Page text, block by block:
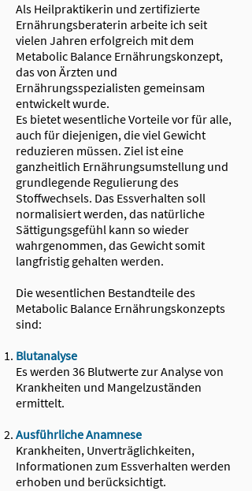
Als Heilpraktikerin und zertifizierte
Ernährungsberaterin arbeite ich seit
vielen Jahren erfolgreich mit dem
Metabolic Balance Ernährungskonzept,
das von Ärzten und
Ernährungsspezialisten gemeinsam
entwickelt wurde.
Es bietet wesentliche Vorteile vor für alle,
auch für diejenigen, die viel Gewicht
reduzieren müssen. Ziel ist eine
ganzheitlich Ernährungsumstellung und
grundlegende Regulierung des
Stoffwechsels. Das Essverhalten soll
normalisiert werden, das natürliche
Sättigungsgefühl kann so wieder
wahrgenommen, das Gewicht somit
langfristig gehalten werden.
Die wesentlichen Bestandteile des
Metabolic Balance Ernährungskonzepts
sind:
Blutanalyse
Es werden 36 Blutwerte zur Analyse von
Krankheiten und Mangelzuständen
ermittelt.
Ausführliche Anamnese
Krankheiten, Unverträglichkeiten,
Informationen zum Essverhalten werden
erhoben und berücksichtigt.